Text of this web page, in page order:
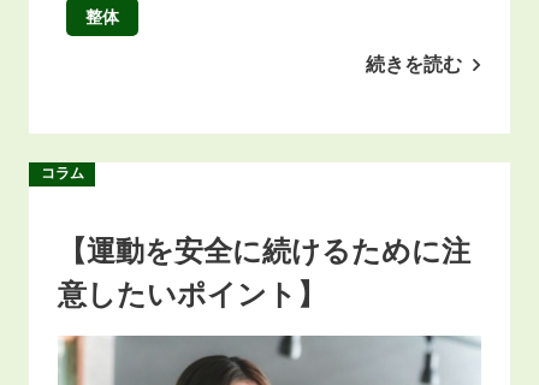
整体
続きを読む
コラム
【運動を安全に続けるために注
意したいポイント】